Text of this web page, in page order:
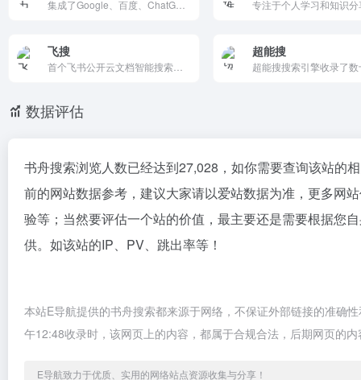
飞搜 超能搜
数据评估
书舟搜索浏览人数已经达到27,028，如你需要查询该站的
前的网站数据参考，建议大家请以爱站数据为准，更多网
验等；当然要评估一个站的价值，最主要还是需要根据您
供。如该站的IP、PV、跳出率等！
本站E导航提供的书舟搜索都来源于网络，不保证外部链接的准确
午12:48收录时，该网页上的内容，都属于合规合法，后期网页的
E导航致力于优质、实用的网络站点资源收集与分享！